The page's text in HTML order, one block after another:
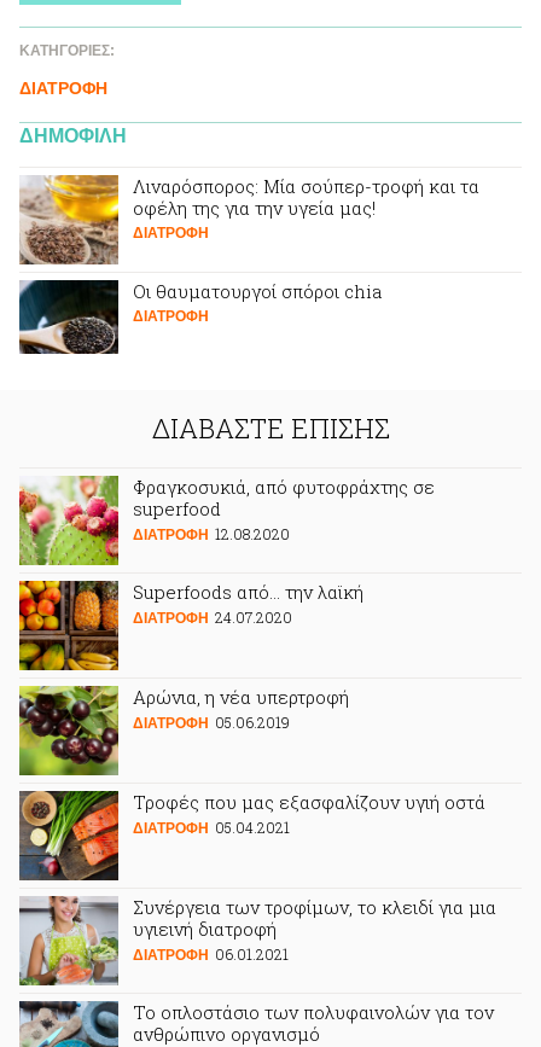
ΚΑΤΗΓΟΡΙΕΣ:
ΔΙΑΤΡΟΦΗ
ΔΗΜΟΦΙΛΗ
Λιναρόσπορος: Mία σούπερ-τροφή και τα
οφέλη της για την υγεία μας!
ΔΙΑΤΡΟΦΗ
Oι θαυματουργοί σπόροι chia
ΔΙΑΤΡΟΦΗ
ΔΙΑΒΑΣΤΕ ΕΠΙΣΗΣ
Φραγκοσυκιά, από φυτοφράχτης σε
superfood
ΔΙΑΤΡΟΦΗ 12.08.2020
Superfoods από… την λαϊκή
ΔΙΑΤΡΟΦΗ 24.07.2020
Αρώνια, η νέα υπερτροφή
ΔΙΑΤΡΟΦΗ 05.06.2019
Τροφές που μας εξασφαλίζουν υγιή οστά
ΔΙΑΤΡΟΦΗ 05.04.2021
Συνέργεια των τροφίμων, το κλειδί για μια
υγιεινή διατροφή
ΔΙΑΤΡΟΦΗ 06.01.2021
Το οπλοστάσιο των πολυφαινολών για τον
ανθρώπινο οργανισμό